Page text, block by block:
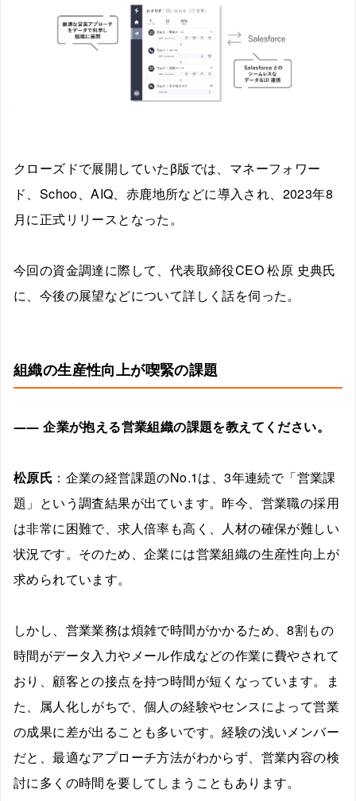
クローズドで展開していたβ版では、マネーフォワー
ド、Schoo、AIQ、赤鹿地所などに導入され、2023年8
月に正式リリースとなった。
今回の資金調達に際して、代表取締役CEO 松原 史典氏
に、今後の展望などについて詳しく話を伺った。
組織の生産性向上が喫緊の課題
――企業が抱える営業組織の課題を教えてください。
松原氏 ：企業の経営課題のNo.1は、3年連続で「営業課
題」という調査結果が出ています。昨今、営業職の採用
は非常に困難で、求人倍率も高く、人材の確保が難しい
状況です。そのため、企業には営業組織の生産性向上が
求められています。
しかし、営業業務は煩雑で時間がかかるため、8割もの
時間がデータ入力やメール作成などの作業に費やされて
おり、顧客との接点を持つ時間が短くなっています。ま
た、属人化しがちで、個人の経験やセンスによって営業
の成果に差が出ることも多いです。経験の浅いメンバー
だと、最適なアプローチ方法がわからず、営業内容の検
討に多くの時間を要してしまうこともあります。